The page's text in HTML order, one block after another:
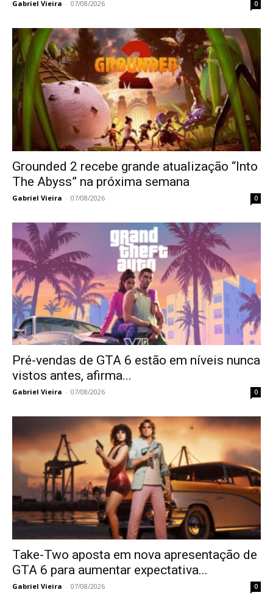
Gabriel Vieira - 07/08/2026 0
Grounded 2 recebe grande atualização “Into
The Abyss” na próxima semana
Gabriel Vieira - 07/08/2026 0
Pré-vendas de GTA 6 estão em níveis nunca
vistos antes, afirma...
Gabriel Vieira - 07/08/2026 0
Take-Two aposta em nova apresentação de
GTA 6 para aumentar expectativa...
Gabriel Vieira - 07/08/2026 0